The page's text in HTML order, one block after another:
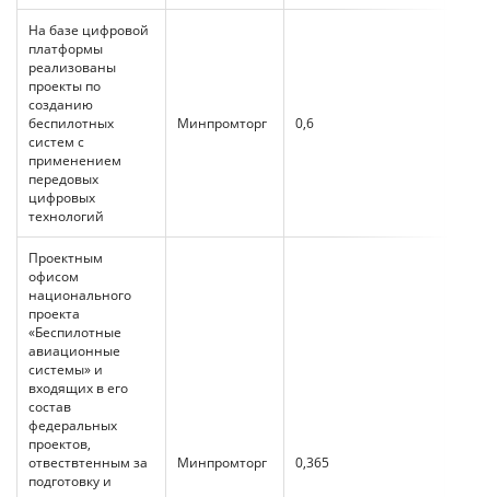
На базе цифровой
платформы
реализованы
проекты по
созданию
беспилотных
систем с
применением
передовых
цифровых
технологий
Минпромторг 0,6
Проектным
офисом
национального
проекта
«Беспилотные
авиационные
системы» и
входящих в его
состав
федеральных
проектов,
отвествтенным за
подготовку и
Минпромторг 0,365